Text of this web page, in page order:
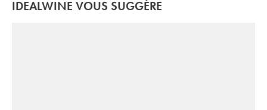
IDEALWINE VOUS SUGGÈRE